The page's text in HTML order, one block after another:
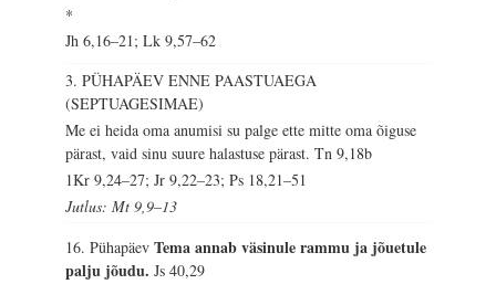
*
Jh 6,16–21; Lk 9,57–62
3. PÜHAPÄEV ENNE PAASTUAEGA
(SEPTUAGESIMAE)
Me ei heida oma anumisi su palge ette mitte oma õiguse
pärast, vaid sinu suure halastuse pärast.Tn 9,18b
1Kr 9,24–27; Jr 9,22–23; Ps 18,21–51
Jutlus: Mt 9,9–13
16. PühapäevTema annab väsinule rammu ja jõuetule
palju jõudu.Js 40,29